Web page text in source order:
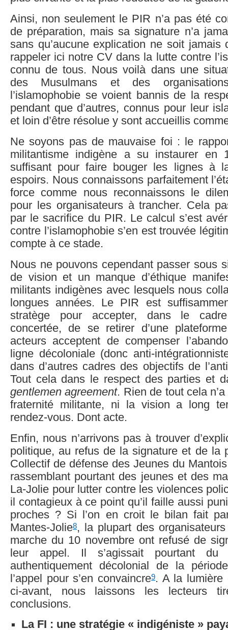
Ainsi, non seulement le PIR n’a pas été
de préparation, mais sa signature n’a
sans qu’aucune explication ne soit jamais
rappeler ici notre CV dans la lutte contre
connu de tous. Nous voilà dans une
des Musulmans et des
l’islamophobie se voient bannis de la
pendant que d’autres, connus pour leur
et loin d’être résolue y sont accueillis
Ne soyons pas de mauvaise foi : le
militantisme indigène a su instaurer en
suffisant pour faire bouger les lignes à
espoirs. Nous connaissons parfaitement
force comme nous reconnaissons le
pour les organisateurs à trancher. Cela
par le sacrifice du PIR. Le calcul s’est
contre l’islamophobie s’en est trouvée
compte à ce stade.
Nous ne pouvons cependant passer sous
de vision et un manque d’éthique
militants indigènes avec lesquels nous
longues années. Le PIR est
stratège pour accepter, dans le
concertée, de se retirer d’une
acteurs acceptent de compenser
ligne décoloniale (donc anti-
dans d’autres cadres des objectifs de
Tout cela dans le respect des parties et
gentlemen agreement. Rien de tout cela
fraternité militante, ni la vision a long
rendez-vous. Dont acte.
Enfin, nous n’arrivons pas à trouver
politique, au refus de la signature et de la
Collectif de défense des Jeunes du
rassemblant pourtant des jeunes et des
La-Jolie pour lutter contre les violences
il contagieux à ce point qu’il faille aussi
proches ? Si l’on en croit le bilan fait
Mantes-Jolie8, la plupart des
marche du 10 novembre ont refusé de
leur appel. Il s’agissait pourtant du
authentiquement décolonial de la
l’appel pour s’en convaincre9. A la lumière
ci-avant, nous laissons les lecteurs
conclusions.
La FI : une stratégie « indigéniste »